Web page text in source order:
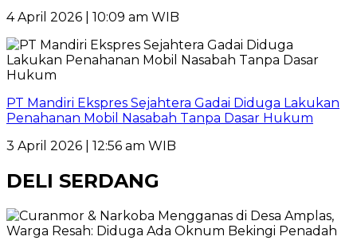
4 April 2026 | 10:09 am WIB
PT Mandiri Ekspres Sejahtera Gadai Diduga Lakukan
Penahanan Mobil Nasabah Tanpa Dasar Hukum
3 April 2026 | 12:56 am WIB
DELI SERDANG